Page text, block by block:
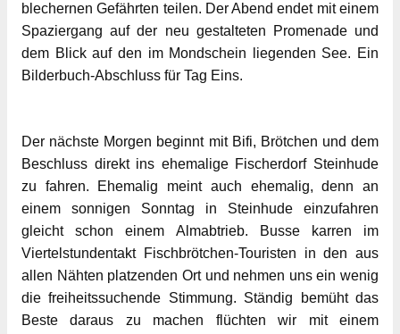
blechernen Gefährten teilen. Der Abend endet mit einem
Spaziergang auf der neu gestalteten Promenade und
dem Blick auf den im Mondschein liegenden See. Ein
Bilderbuch-Abschluss für Tag Eins.
Der nächste Morgen beginnt mit Bifi, Brötchen und dem
Beschluss direkt ins ehemalige Fischerdorf Steinhude
zu fahren. Ehemalig meint auch ehemalig, denn an
einem sonnigen Sonntag in Steinhude einzufahren
gleicht schon einem Almabtrieb. Busse karren im
Viertelstundentakt Fischbrötchen-Touristen in den aus
allen Nähten platzenden Ort und nehmen uns ein wenig
die freiheitssuchende Stimmung. Ständig bemüht das
Beste daraus zu machen flüchten wir mit einem